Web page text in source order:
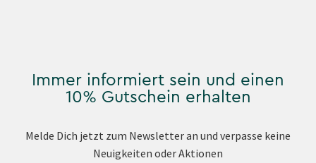
Immer informiert sein und einen
10% Gutschein erhalten
Melde Dich jetzt zum Newsletter an und verpasse keine
Neuigkeiten oder Aktionen